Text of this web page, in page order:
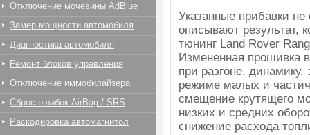
Указанные прибавки не
описывают результат,
тюнинг Land Rover
Измененная прошивка
при разгоне, динамику,
режиме малых и
смещение крутящего
низких и средних
снижение расхода
Отключение мочевины AdBlue
Замер мощности автомобиля
Диагностика автомобиля
Ремонт блоков управления
Отключение иммобилайзера
Сброс ошибок AirBag / SRS
Раскодировка автомагнитол